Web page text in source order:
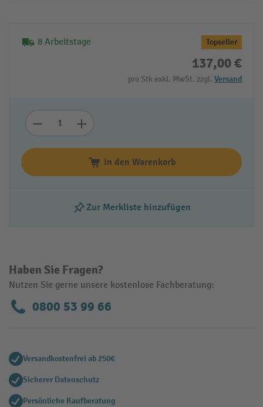
8 Arbeitstage Topseller
137,00 €
pro Stk exkl. MwSt. zzgl. Versand
In den Warenkorb
Zur Merkliste hinzufügen
Haben Sie Fragen?
Nutzen Sie gerne unsere kostenlose Fachberatung:
0800 53 99 66
Versandkostenfrei ab 250€
Sicherer Datenschutz
Persönliche Kaufberatung